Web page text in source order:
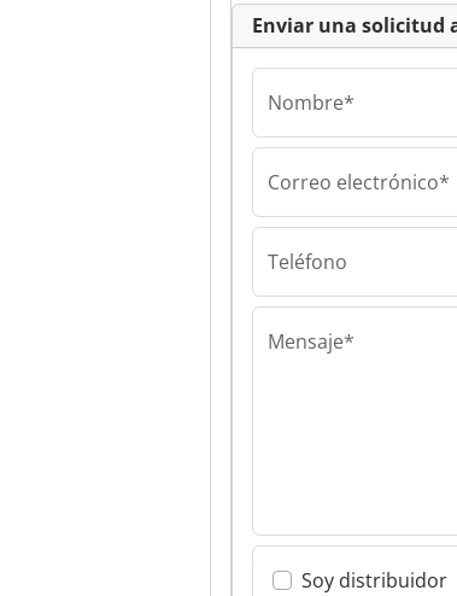
& Co.
Enviar una solicitud
Nombre*
Correo electrónico*
Teléfono
Mensaje*
Soy distribuidor